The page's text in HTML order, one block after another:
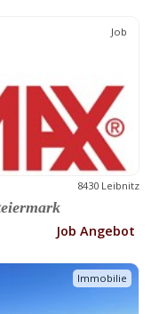
Job
8430 Leibnitz
Job Angebot
Immobilie